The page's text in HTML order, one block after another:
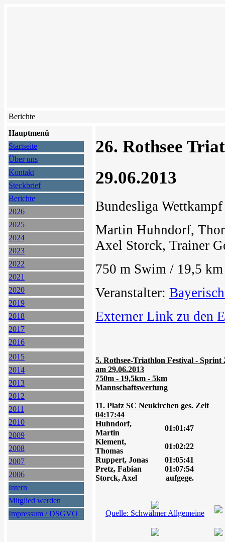
Berichte
Hauptmenü
Startseite
Über uns
Kontakt
Steckbrief
Berichte
2026
2025
2024
2023
2022
2021
2020
2019
2018
2017
2016
2015
2014
2013
2012
2011
2010
2009
2008
2007
2006
Intern
Mitglied werden
Impressum / DSGVO
26. Rothsee
29.06.2013
Bundesliga
Martin Huhndorf,
Axel Storck, Trainer
750 m Swim / 19,5
Veranstalter:
Externer Link zu den
5. Rothsee-Triathlon Festival - Sprint
am 29.06.2013
750m - 19,5km - 5km
Mannschaftswertung
11. Platz SC Neukirchen ges. Zeit
04:17:44
Huhndorf,
Martin
01:01:47
Klement,
Thomas
01:02:22
Ruppert, Jonas
01:05:41
Pretz, Fabian
01:07:54
Storck, Axel
aufgege.
Quelle: Schwälmer Allgemeine